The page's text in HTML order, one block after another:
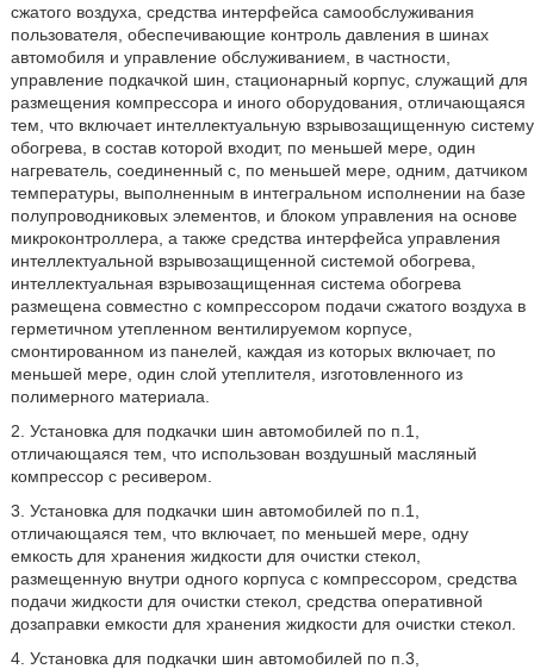
сжатого воздуха, средства интерфейса самообслуживания
пользователя, обеспечивающие контроль давления в шинах
автомобиля и управление обслуживанием, в частности,
управление подкачкой шин, стационарный корпус, служащий для
размещения компрессора и иного оборудования, отличающаяся
тем, что включает интеллектуальную взрывозащищенную систему
обогрева, в состав которой входит, по меньшей мере, один
нагреватель, соединенный с, по меньшей мере, одним, датчиком
температуры, выполненным в интегральном исполнении на базе
полупроводниковых элементов, и блоком управления на основе
микроконтроллера, а также средства интерфейса управления
интеллектуальной взрывозащищенной системой обогрева,
интеллектуальная взрывозащищенная система обогрева
размещена совместно с компрессором подачи сжатого воздуха в
герметичном утепленном вентилируемом корпусе,
смонтированном из панелей, каждая из которых включает, по
меньшей мере, один слой утеплителя, изготовленного из
полимерного материала.
2. Установка для подкачки шин автомобилей по п.1,
отличающаяся тем, что использован воздушный масляный
компрессор с ресивером.
3. Установка для подкачки шин автомобилей по п.1,
отличающаяся тем, что включает, по меньшей мере, одну
емкость для хранения жидкости для очистки стекол,
размещенную внутри одного корпуса с компрессором, средства
подачи жидкости для очистки стекол, средства оперативной
дозаправки емкости для хранения жидкости для очистки стекол.
4. Установка для подкачки шин автомобилей по п.3,